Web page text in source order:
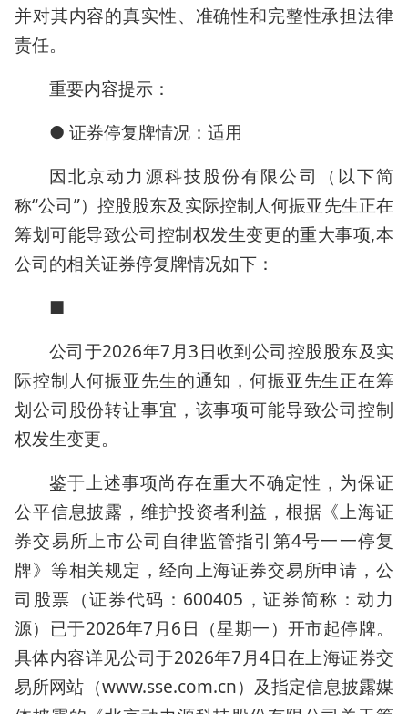
并对其内容的真实性、准确性和完整性承担法律
责任。
重要内容提示：
● 证券停复牌情况：适用
因北京动力源科技股份有限公司（以下简
称“公司”）控股股东及实际控制人何振亚先生正在
筹划可能导致公司控制权发生变更的重大事项,本
公司的相关证券停复牌情况如下：
■
公司于2026年7月3日收到公司控股股东及实
际控制人何振亚先生的通知，何振亚先生正在筹
划公司股份转让事宜，该事项可能导致公司控制
权发生变更。
鉴于上述事项尚存在重大不确定性，为保证
公平信息披露，维护投资者利益，根据《上海证
券交易所上市公司自律监管指引第4号一一停复
牌》等相关规定，经向上海证券交易所申请，公
司股票（证券代码：600405，证券简称：动力
源）已于2026年7月6日（星期一）开市起停牌。
具体内容详见公司于2026年7月4日在上海证券交
易所网站（www.sse.com.cn）及指定信息披露媒